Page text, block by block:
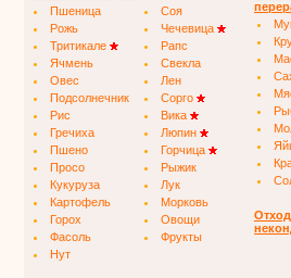
Пшеница
Соя
Рожь
Чечевица
Тритикале
Рапс
Ячмень
Свекла
Овес
Лен
Подсолнечник
Сорго
Рис
Вика
Гречиха
Люпин
Пшено
Горчица
Просо
Рыжик
Кукуруза
Лук
Картофель
Морковь
Горох
Овощи
Фасоль
Фрукты
Нут